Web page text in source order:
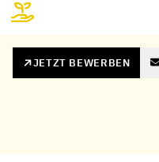
JETZT BEWERBEN